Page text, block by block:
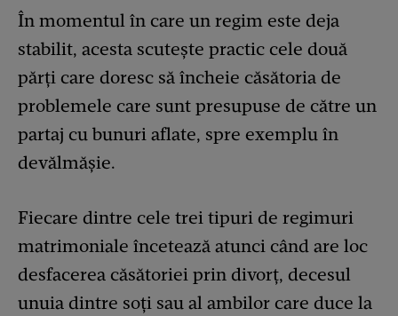
În momentul în care un regim este deja
stabilit, acesta scutește practic cele două
părți care doresc să încheie căsătoria de
problemele care sunt presupuse de către un
partaj cu bunuri aflate, spre exemplu în
devălmășie.
Fiecare dintre cele trei tipuri de regimuri
matrimoniale încetează atunci când are loc
desfacerea căsătoriei prin divorț, decesul
unuia dintre soți sau al ambilor care duce la